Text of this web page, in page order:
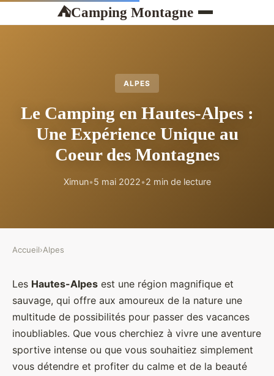
⛺Camping Montagne
ALPES
Le Camping en Hautes-Alpes :
Une Expérience Unique au
Coeur des Montagnes
Ximun•5 mai 2022•2 min de lecture
Accueil›Alpes
Les Hautes-Alpes est une région magnifique et
sauvage, qui offre aux amoureux de la nature une
multitude de possibilités pour passer des vacances
inoubliables. Que vous cherchiez à vivre une aventure
sportive intense ou que vous souhaitiez simplement
vous détendre et profiter du calme et de la beauté